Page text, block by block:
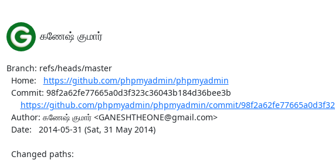
கணேஷ் குமார்
Branch: refs/heads/master
  Home:
https://github.com/phpmyadmin/phpmyadmin
https://github.com/phpmyadmin/phpmyadmin/commit/